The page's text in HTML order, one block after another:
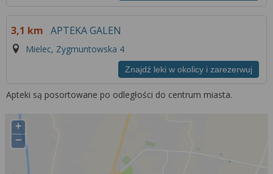
3,1 km APTEKA GALEN
Mielec, Zygmuntowska 4
Znajdź leki w okolicy i zarezerwuj
Apteki są posortowane po odległości do centrum miasta.
+
−